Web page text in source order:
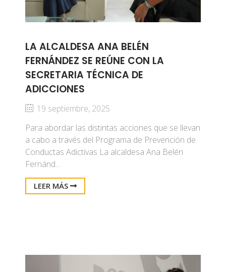
LA ALCALDESA ANA BELÉN
FERNÁNDEZ SE REÚNE CON LA
SECRETARIA TÉCNICA DE
ADICCIONES
19 septiembre, 2025
Para abordar las distintas acciones que se llevan
a cabo a través del Programa de Prevención de
Conductas Adictivas La alcaldesa Ana Belén
Fernánd...
LEER MÁS